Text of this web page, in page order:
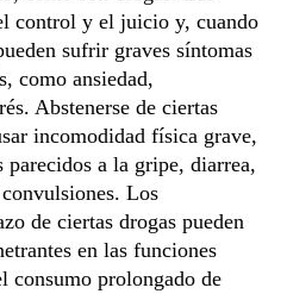
control y el juicio y, cuando
sufrir graves síntomas
como ansiedad,
Abstenerse de ciertas
incomodidad física grave,
a la gripe, diarrea,
Los
de ciertas drogas pueden
en las funciones
consumo prolongado de